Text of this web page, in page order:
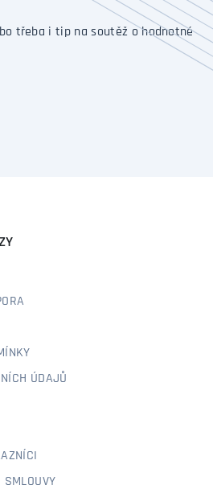
třeba i tip na soutěž o hodnotné
ÚDAJŮ
SMLOUVY